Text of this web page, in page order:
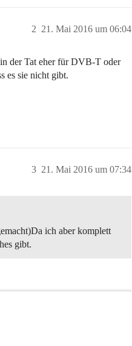
21. Mai 2016 um 06:04
2
der Tat eher für DVB-T oder
es sie nicht gibt.
21. Mai 2016 um 07:34
3
ich aber komplett
gibt.